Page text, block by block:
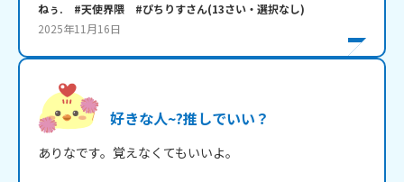
ねぅ. #天使界隈 #ぴちりすさん(13さい・ 選択なし)
2025年11月16日
好きな人~?推しでいい？
ありなです。覚えなくてもいいよ。